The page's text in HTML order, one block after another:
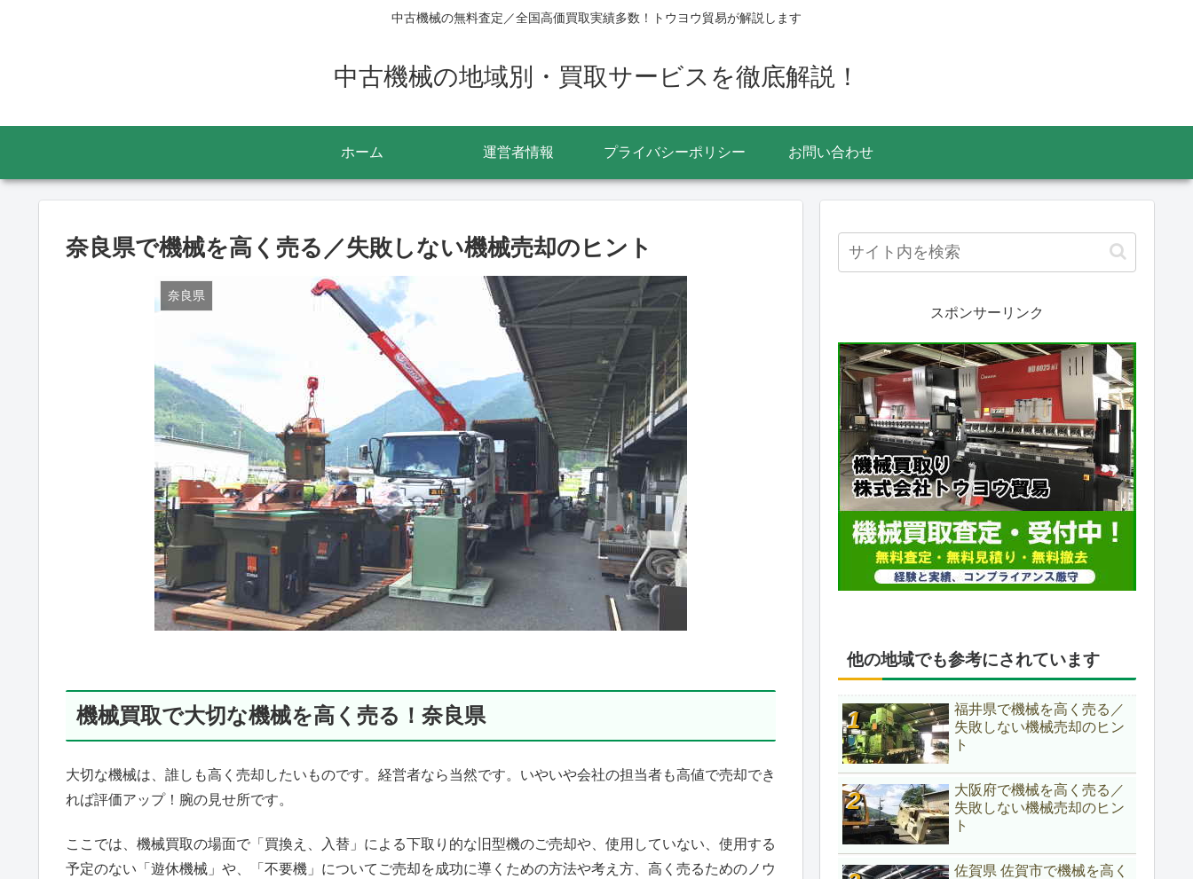
中古機械の無料査定／全国高価買取実績多数！トウヨウ貿易が解説します
中古機械の地域別・買取サービスを徹底解説！
ホーム 運営者情報 プライバシーポリシー お問い合わせ
奈良県で機械を高く売る／失敗しない機械売却のヒント
奈良県
機械買取で大切な機械を高く売る！奈良県
大切な機械は、誰しも高く売却したいものです。経営者なら当然です。いやいや会社の担当者も高値で売却でき
れば評価アップ！腕の見せ所です。
ここでは、機械買取の場面で「買換え、入替」による下取り的な旧型機のご売却や、使用していない、使用する
予定のない「遊休機械」や、「不要機」についてご売却を成功に導くための方法や考え方、高く売るためのノウ
スポンサーリンク
他の地域でも参考にされています
福井県で機械を高く売る／
失敗しない機械売却のヒン
ト
大阪府で機械を高く売る／
失敗しない機械売却のヒン
ト
佐賀県 佐賀市で機械を高く